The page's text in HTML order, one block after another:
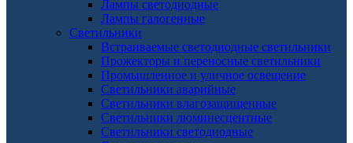
Лампы светодиодные
Лампы галогенные
Светильники
Встраиваемые светодиодные светильники
Прожекторы и переносные светильники
Промышленное и уличное освещение
Светильники аварийные
Светильники влагозащищенные
Светильники люминесцентные
Светильники светодиодные